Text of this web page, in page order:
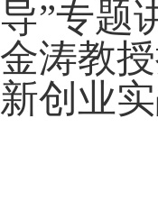
导”专题
金涛教
新创业